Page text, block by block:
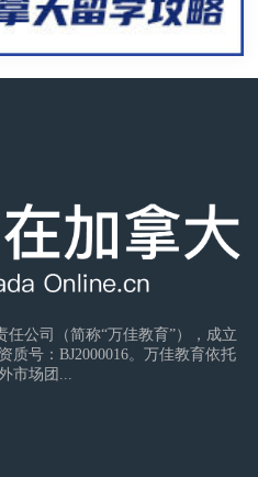
公司（简称“万佳教育”），成立
质号：BJ2000016。万佳教育依托
市场团...